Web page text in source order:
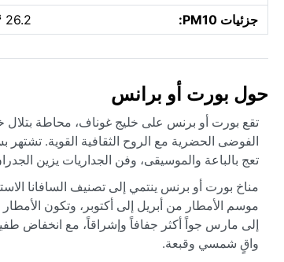
جزئيات PM10:
26.2 µg/m³
حول بورت أو برانس
تقع بورت أو برنس على خليج غوناف، محاطة بتلال
تعج بالباعة والموسيقى، وفن الجداريات يزين
إلى مارس جواً أكثر جفافاً وإشراقاً، مع انخفاض
واقٍ شمسي وقبعة.